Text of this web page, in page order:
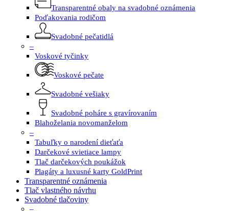
Transparentné obaly na svadobné oznámenia
Poďakovania rodičom
Svadobné pečatidlá
–
Voskové tyčinky
Voskové pečate
Svadobné vešiaky
Svadobné poháre s gravírovaním
Blahoželania novomanželom
–
Tabuľky o narodení dieťaťa
Darčekové svietiace lampy
Tlač darčekových poukážok
Plagáty a luxusné karty GoldPrint
Transparentné oznámenia
Tlač vlastného návrhu
Svadobné tlačoviny
–